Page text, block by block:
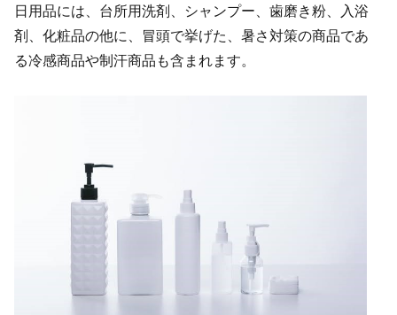
日用品には、台所用洗剤、シャンプー、歯磨き粉、入浴
剤、化粧品の他に、冒頭で挙げた、暑さ対策の商品であ
る冷感商品や制汗商品も含まれます。